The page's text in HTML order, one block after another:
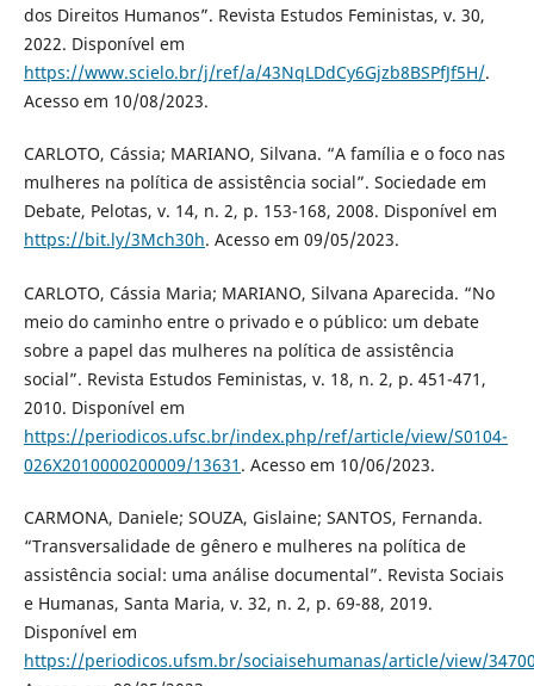
dos Direitos Humanos”. Revista Estudos Feministas, v. 30,
2022. Disponível em
https://www.scielo.br/j/ref/a/43NqLDdCy6Gjzb8BSPfJf5H/.
Acesso em 10/08/2023.
CARLOTO, Cássia; MARIANO, Silvana. “A família e o foco nas
mulheres na política de assistência social”. Sociedade em
Debate, Pelotas, v. 14, n. 2, p. 153-168, 2008. Disponível em
https://bit.ly/3Mch30h. Acesso em 09/05/2023.
CARLOTO, Cássia Maria; MARIANO, Silvana Aparecida. “No
meio do caminho entre o privado e o público: um debate
sobre a papel das mulheres na política de assistência
social”. Revista Estudos Feministas, v. 18, n. 2, p. 451-471,
2010. Disponível em
https://periodicos.ufsc.br/index.php/ref/article/view/S0104-
026X2010000200009/13631 . Acesso em 10/06/2023.
CARMONA, Daniele; SOUZA, Gislaine; SANTOS, Fernanda.
“Transversalidade de gênero e mulheres na política de
assistência social: uma análise documental”. Revista Sociais
e Humanas, Santa Maria, v. 32, n. 2, p. 69-88, 2019.
Disponível em
https://periodicos.ufsm.br/sociaisehumanas/article/view/